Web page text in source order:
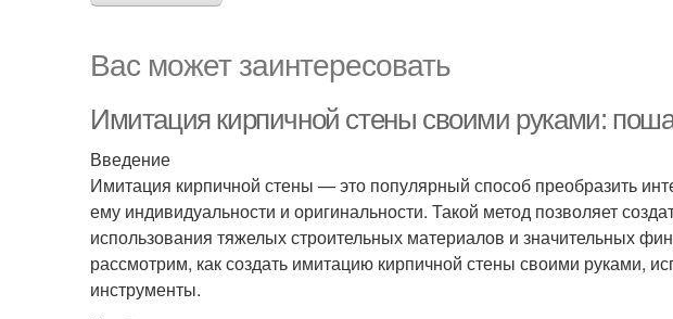
Вас может заинтересовать
Имитация кирпичной стены своими руками:
Введение
Имитация кирпичной стены — это популярный способ преобразить
ему индивидуальности и оригинальности. Такой метод позволяет
использования тяжелых строительных материалов и значительных
рассмотрим, как создать имитацию кирпичной стены своими руками,
инструменты.